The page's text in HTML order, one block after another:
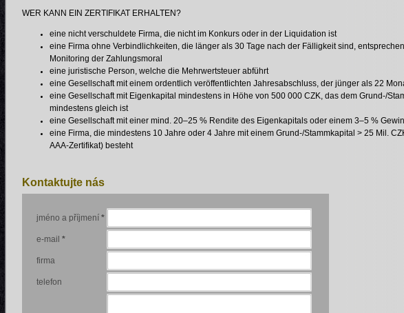
WER KANN EIN ZERTIFIKAT ERHALTEN?
eine nicht verschuldete Firma, die nicht im Konkurs oder in der Liquidation ist
eine Firma ohne Verbindlichkeiten, die länger als 30 Tage nach der Fälligkeit sind,
Monitoring der Zahlungsmoral
eine juristische Person, welche die Mehrwertsteuer abführt
eine Gesellschaft mit einem ordentlich veröffentlichten Jahresabschluss, der jünger als 22
eine Gesellschaft mit Eigenkapital mindestens in Höhe von 500 000 CZK, das dem Grund-/
mindestens gleich ist
eine Gesellschaft mit einer mind. 20–25 % Rendite des Eigenkapitals oder einem 3–5 %
eine Firma, die mindestens 10 Jahre oder 4 Jahre mit einem Grund-/Stammkapital > 25 Mil.
AAA-Zertifikat) besteht
Kontaktujte nás
jméno a příjmení *
e-mail *
firma
telefon